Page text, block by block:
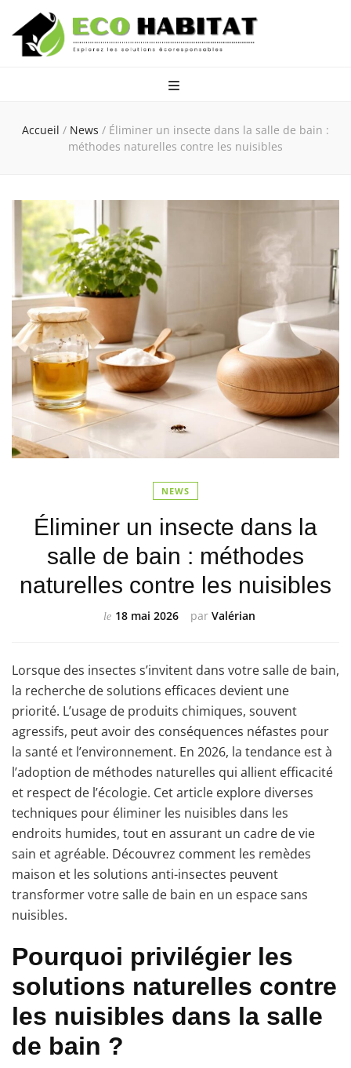
Eco Habitat
Accueil / News / Éliminer un insecte dans la salle de bain :
méthodes naturelles contre les nuisibles
NEWS
Éliminer un insecte dans la
salle de bain : méthodes
naturelles contre les nuisibles
par Valérian
le 18 mai 2026
Lorsque des insectes s’invitent dans votre salle de bain,
la recherche de solutions efficaces devient une
priorité. L’usage de produits chimiques, souvent
agressifs, peut avoir des conséquences néfastes pour
la santé et l’environnement. En 2026, la tendance est à
l’adoption de méthodes naturelles qui allient efficacité
et respect de l’écologie. Cet article explore diverses
techniques pour éliminer les nuisibles dans les
endroits humides, tout en assurant un cadre de vie
sain et agréable. Découvrez comment les remèdes
maison et les solutions anti-insectes peuvent
transformer votre salle de bain en un espace sans
nuisibles.
Pourquoi privilégier les
solutions naturelles contre
les nuisibles dans la salle
de bain ?